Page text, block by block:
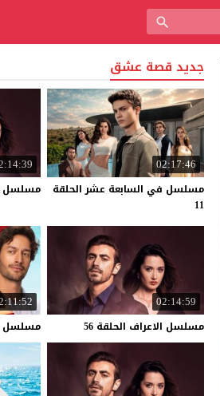
جديد قصة عشق
02:17:46
مسلسل في السابعة عشر الحلقة
11
مسلسل
02:14:59
مسلسل الاعراف الحلقة 56 مسلسل